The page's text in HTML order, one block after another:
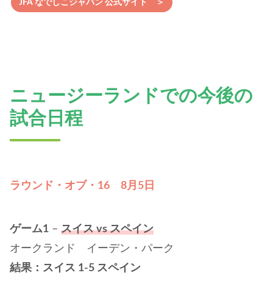
JFA なでしこジャパン 公式サイト ＞
ニュージーランドでの今後の
試合日程
ラウンド・オブ・16 8月5日
ゲーム1 – スイス vs スペイン
オークランド イーデン・パーク
結果：スイス 1-5 スペイン